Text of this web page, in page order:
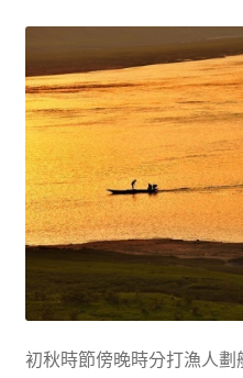
初秋時節傍晚時分打漁人劃